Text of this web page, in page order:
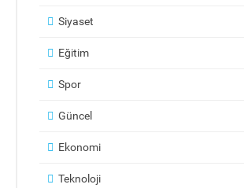
Siyaset
Eğitim
Spor
Güncel
Ekonomi
Teknoloji